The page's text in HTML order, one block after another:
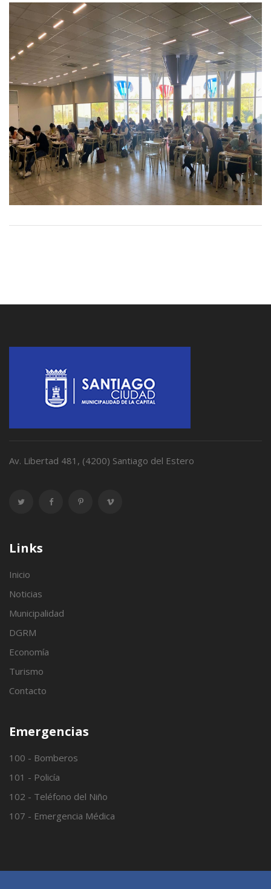
Av. Libertad 481, (4200) Santiago del Estero
Links
Inicio
Noticias
Municipalidad
DGRM
Economía
Turismo
Contacto
Emergencias
100 - Bomberos
101 - Policía
102 - Teléfono del Niño
107 - Emergencia Médica